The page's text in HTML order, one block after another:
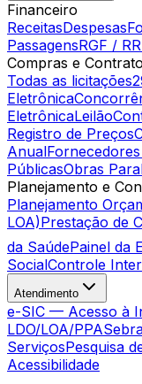
Financeiro
ReceitasDespesas
PassagensRGF /
Compras e
Todas as licitações
Eletrônica
EletrônicaLeilão
Registro de Preços
Anual
PúblicasObras
Planejamento e
Planejamento
LOA)Prestação de
da SaúdePainel da
SocialControle
Atendimento
e-SIC — Acesso à
LDO/LOA/PPA
ServiçosPesquisa
Acessibilidade